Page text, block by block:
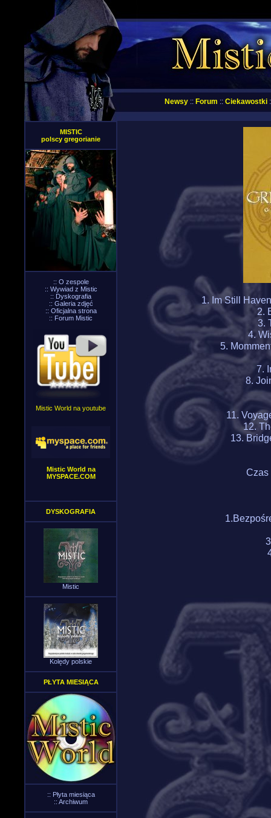
Newsy :: Forum :: Ciekawostki
MISTIC
polscy gregorianie
:: O zespole
:: Wywiad z Mistic
:: Dyskografia
:: Galeria zdjęć
:: Oficjalna strona
:: Forum Mistic
Mistic World na youtube
Mistic World na
MYSPACE.COM
DYSKOGRAFIA
Mistic
Kolędy polskie
PŁYTA MIESIĄCA
:: Płyta miesiąca
:: Archiwum
1. Im Still
2.
3.
4.
5.
7.
8.
11.
12.
13.
Czas